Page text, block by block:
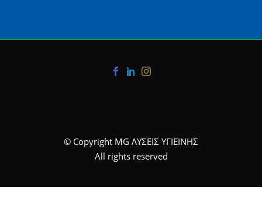
© Copyright MG ΛΥΣΕΙΣ ΥΓΙΕΙΝΗΣ
All rights reserved